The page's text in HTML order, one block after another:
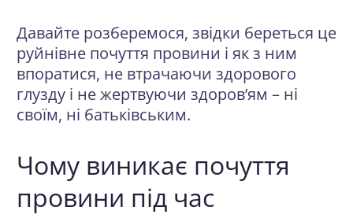
Давайте розберемося, звідки береться це
руйнівне почуття провини і як з ним
впоратися, не втрачаючи здорового
глузду і не жертвуючи здоров’ям – ні
своїм, ні батьківським.
Чому виникає почуття
провини під час